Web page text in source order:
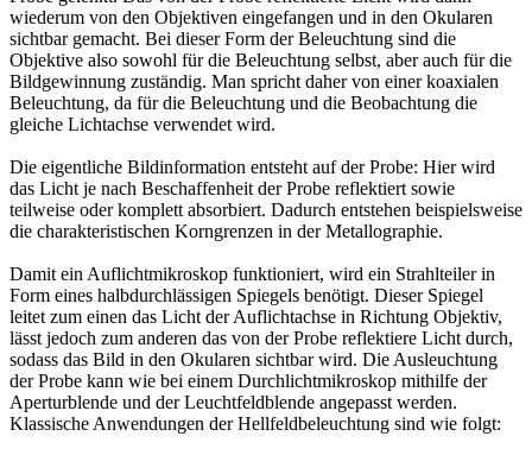
wiederum von den Objektiven eingefangen und in den Okularen
sichtbar gemacht. Bei dieser Form der Beleuchtung sind die
Objektive also sowohl für die Beleuchtung selbst, aber auch für die
Bildgewinnung zuständig. Man spricht daher von einer koaxialen
Beleuchtung, da für die Beleuchtung und die Beobachtung die
gleiche Lichtachse verwendet wird.
Die eigentliche Bildinformation entsteht auf der Probe: Hier wird
das Licht je nach Beschaffenheit der Probe reflektiert sowie
teilweise oder komplett absorbiert. Dadurch entstehen beispielsweise
die charakteristischen Korngrenzen in der Metallographie.
Damit ein Auflichtmikroskop funktioniert, wird ein Strahlteiler in
Form eines halbdurchlässigen Spiegels benötigt. Dieser Spiegel
leitet zum einen das Licht der Auflichtachse in Richtung Objektiv,
lässt jedoch zum anderen das von der Probe reflektiere Licht durch,
sodass das Bild in den Okularen sichtbar wird. Die Ausleuchtung
der Probe kann wie bei einem Durchlichtmikroskop mithilfe der
Aperturblende und der Leuchtfeldblende angepasst werden.
Klassische Anwendungen der Hellfeldbeleuchtung sind wie folgt: